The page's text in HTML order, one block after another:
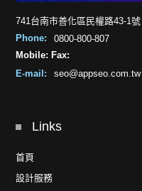
741台南市善化區民權路43-1號
Phone:
0800-800-807
Mobile: Fax:
E-mail:
seo@appseo.com.tw
Links
首頁
設計服務